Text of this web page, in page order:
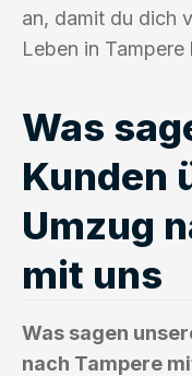
an, damit du dich
Leben in
Was
Kunden
Umzug
mit uns
Was sagen
nach Tampere